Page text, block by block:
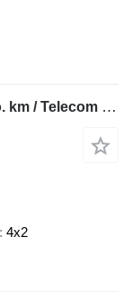
IVECO Eurocargo 120-250 4×2 / 90 tho. km / Telecom 20 drilling rig
4x2